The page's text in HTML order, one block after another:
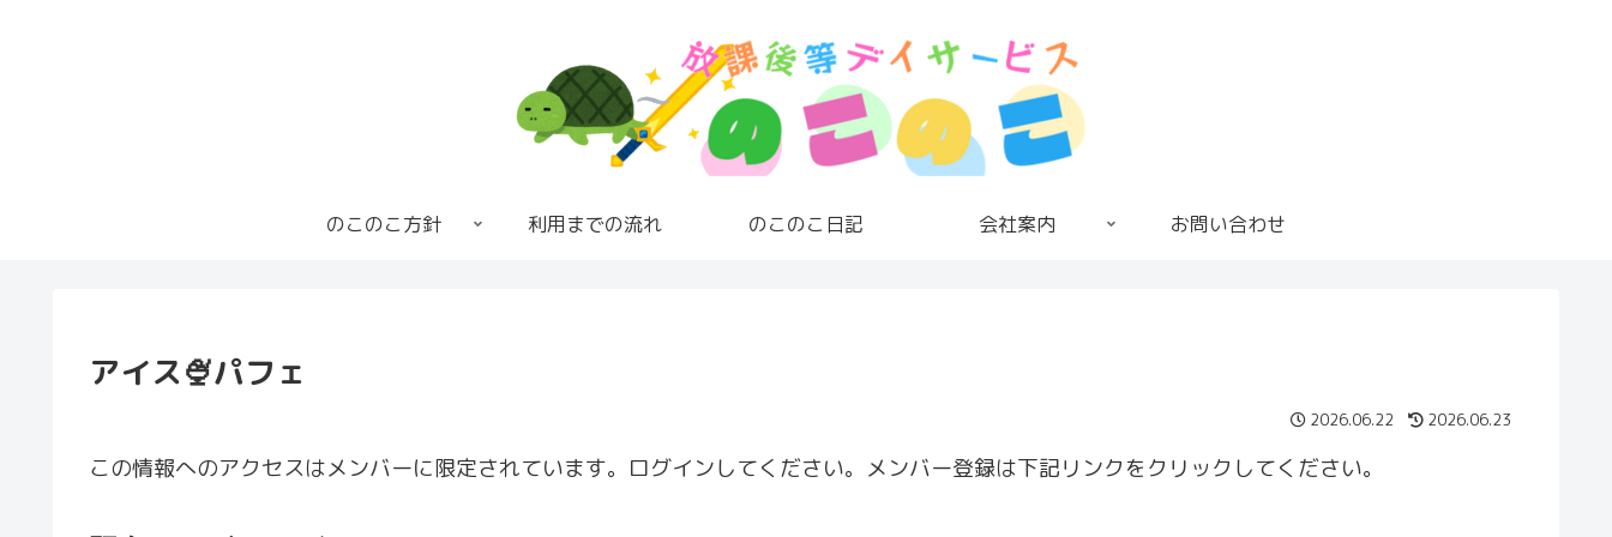
のこのこ方針 利用までの流れ のこのこ日記 会社案内 お問い合わせ
アイス🍨パフェ
2026.06.22 2026.06.23
この情報へのアクセスはメンバーに限定されています。ログインしてください。メンバー登録は下記リンクをクリックしてください。